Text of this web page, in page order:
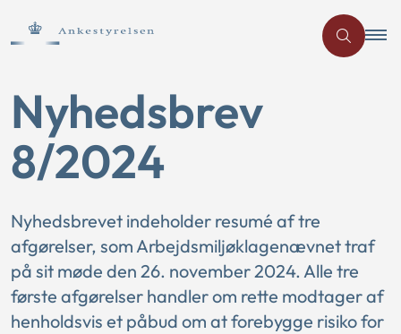
Nyhedsbrev
8/2024
Nyhedsbrevet indeholder resumé af tre
afgørelser, som Arbejdsmiljøklagenævnet traf
på sit møde den 26. november 2024. Alle tre
første afgørelser handler om rette modtager af
henholdsvis et påbud om at forebygge risiko for